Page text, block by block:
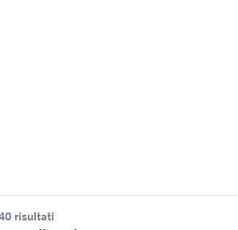
risultati